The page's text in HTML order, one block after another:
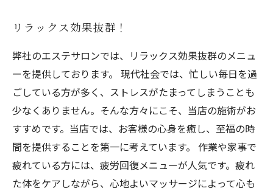
リラックス効果抜群！
弊社のエステサロンでは、リラックス効果抜群のメニュ
ーを提供しております。 現代社会では、忙しい毎日を過
ごしている方が多く、ストレスがたまってしまうことも
少なくありません。そんな方々にこそ、当店の施術がお
すすめです。当店では、お客様の心身を癒し、至福の時
間を提供することを第一に考えています。 作業や家事で
疲れている方には、疲労回復メニューが人気です。疲れ
た体をケアしながら、心地よいマッサージによって心も